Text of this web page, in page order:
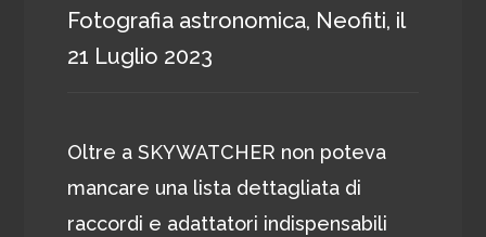
Fotografia astronomica, Neofiti, il
21 Luglio 2023
Oltre a SKYWATCHER non poteva
mancare una lista dettagliata di
raccordi e adattatori indispensabili